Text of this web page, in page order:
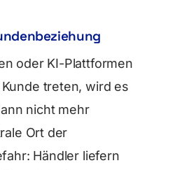
oder KI-Plattformen
treten, wird es
nicht mehr
Ort der
Händler liefern